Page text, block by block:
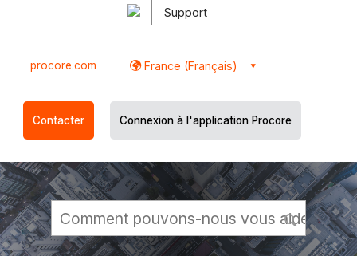
Support
procore.com France (Français)
Contacter Connexion à l'application Procore